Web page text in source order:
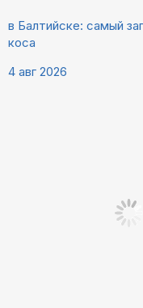
в Балтийске: самый
коса
4 авг 2026